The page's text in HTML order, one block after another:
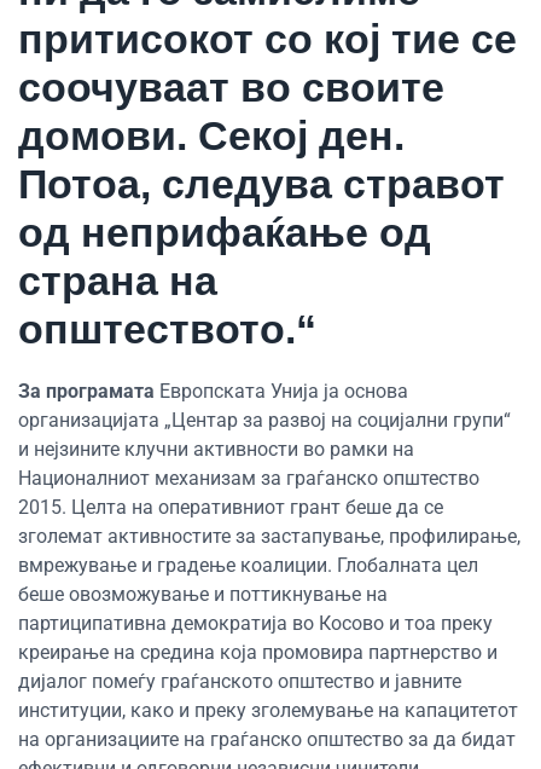
притисокот со кој тие се
соочуваат во своите
домови. Секој ден.
Потоа, следува стравот
од неприфаќање од
страна на
општеството.“
За програмата Европската Унија ја основа
организацијата „Центар за развој на социјални групи“
и нејзините клучни активности во рамки на
Националниот механизам за граѓанско општество
2015. Целта на оперативниот грант беше да се
зголемат активностите за застапување, профилирање,
вмрежување и градење коалиции. Глобалната цел
беше овозможување и поттикнување на
партиципативна демократија во Косово и тоа преку
креирање на средина која промовира партнерство и
дијалог помеѓу граѓанското општество и јавните
институции, како и преку зголемување на капацитетот
на организациите на граѓанско општество за да бидат